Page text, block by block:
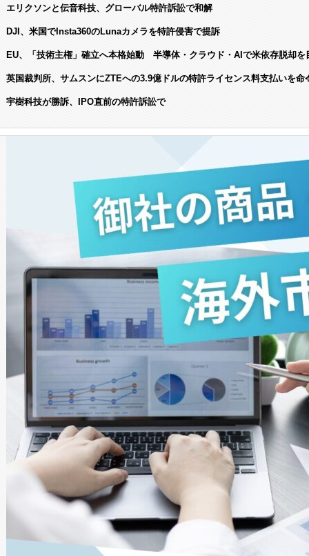
エリクソンと伝音科技、グローバル特許訴訟で和解
DJI、米国でInsta360のLunaカメラを特許侵害で提訴
EU、「技術主権」確立へ本格始動 半導体・クラウド・AIで米依存脱却を
英国裁判所、サムスンにZTEへの3.9億ドルの特許ライセンス料支払いを命
宇樹科技が勝訴、IPO直前の特許訴訟で